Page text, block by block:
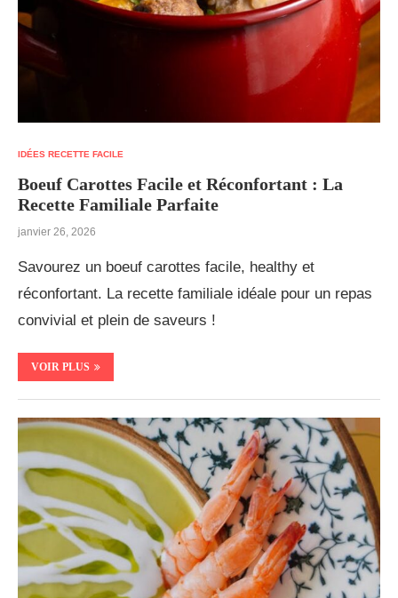
IDÉES RECETTE FACILE
Boeuf Carottes Facile et Réconfortant : La
Recette Familiale Parfaite
janvier 26, 2026
Savourez un boeuf carottes facile, healthy et
réconfortant. La recette familiale idéale pour un repas
convivial et plein de saveurs !
VOIR PLUS